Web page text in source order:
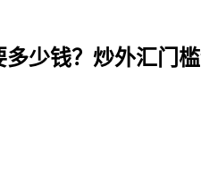
少钱？炒外汇门